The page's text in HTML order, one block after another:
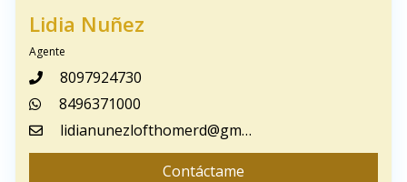
Lidia Nuñez
Agente
8097924730
8496371000
lidianunezlofthomerd@gmail.com
Contáctame